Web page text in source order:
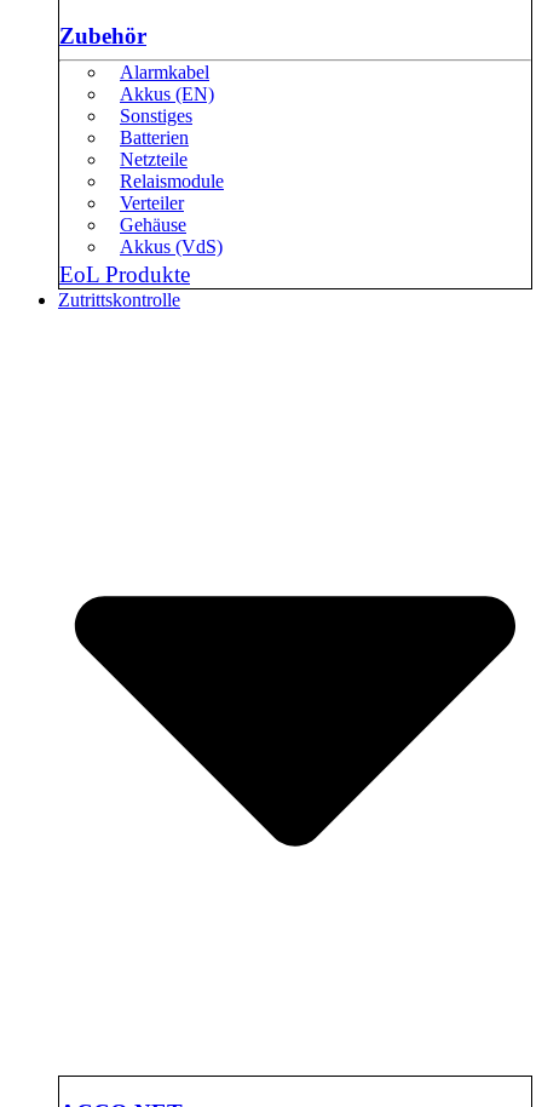
Zubehör
Alarmkabel
Akkus (EN)
Sonstiges
Batterien
Netzteile
Relaismodule
Verteiler
Gehäuse
Akkus (VdS)
EoL Produkte
Zutrittskontrolle